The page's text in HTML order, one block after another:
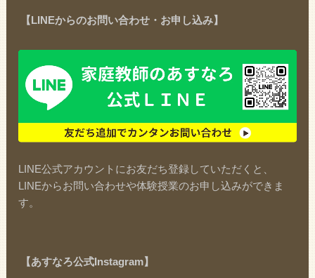
【LINEからのお問い合わせ・お申し込み】
LINE公式アカウントにお友だち登録していただくと、
LINEからお問い合わせや体験授業のお申し込みができま
す。
【あすなろ公式Instagram】